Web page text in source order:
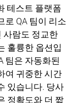
테스트 플랫폼
로 QA 팀이 리소
사람도 정교한
훌륭한 옵션입
팀은 자동화된
여 귀중한 시간
있습니다. 당사
정확도와 더 짧